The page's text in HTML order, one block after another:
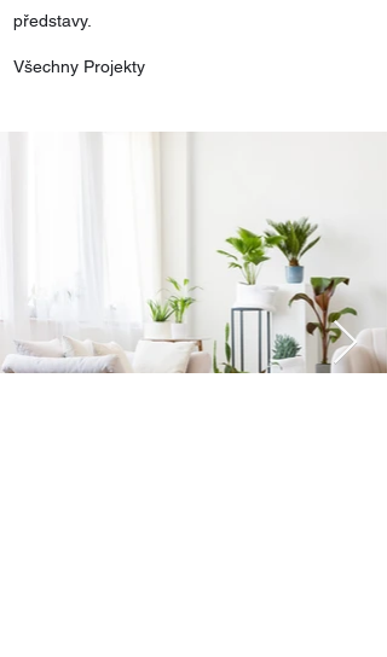
představy.
Všechny Projekty